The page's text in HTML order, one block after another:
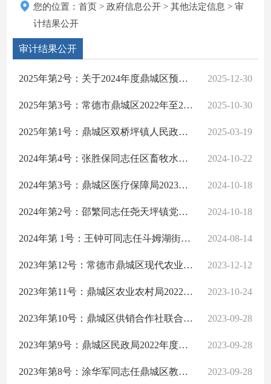
重大决策预公开
审计结果公开
政府工作报告
行政审批服务信息
法治政府建设情况年报
您的位置： 首页 > 政府信息公开 > 其他法定信息 > 审
计结果公开
审计结果公开
2025年第2号：关于2024年度鼎城区预算执行和其他财政收支审计查出问题整改情况的报告 2025-12-30
2025年第3号：常德市鼎城区2022年至2024年基本养老保险基金专项审计调查结果公告 2025-10-30
2025年第1号：鼎城区双桥坪镇人民政府2022年至2023年度财政收支情况审计结果公告 2025-03-19
2024年第4号：张胜保同志任区畜牧水产事务中心党组书记、主任期间经济责任履行情况审计结果公告 2024-10-22
2024年第3号：鼎城区医疗保障局2023年度预算执行和其他财政收支情况的审计结果公告 2024-10-18
2024年第2号：邵繁同志任尧天坪镇党委书记期间经济责任履行情况审计结果公示 2024-10-18
2024年第 1号：王钟可同志任斗姆湖街道办事处党委书记期间经济责任履行情况审计结果公告 2024-08-14
2023年第12号：常德市鼎城区现代农业农垦投资开发有限公司2020年至2021年度资产、负债及损益情况的审计结果公告 2023-12-12
2023年第11号：鼎城区农业农村局2022年度预算执行情况和其他财政收支情况审计结果公告 2023-10-24
2023年第10号：鼎城区供销合作社联合社2020年至2022年财务收支情况审计结果公告 2023-09-28
2023年第9号：鼎城区民政局2022年度预算执行和其他财政收支情况的审计结果公告 2023-09-28
2023年第8号：涂华军同志任鼎城区教育局党委书记、局长期间经济责任履行情况及区教育局2022年度预算执行和其他财政收支情况审计结果公告 2023-09-28